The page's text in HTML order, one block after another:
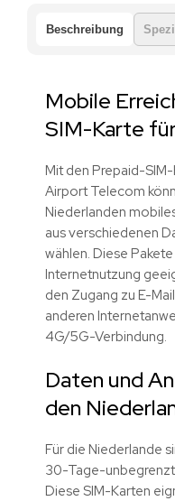
Beschreibung
Mobile
SIM-Karte
Mit den Prepaid-
Airport Telecom
Niederlanden
aus verschiedenen
wählen. Diese
Internetnutzung
den Zugang zu E-
anderen
4G/5G-Verbindung.
Daten und
den
Für die Niederlande
30-Tage-
Diese SIM-Karten